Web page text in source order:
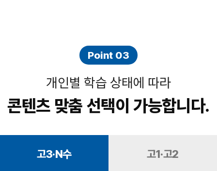
Point 03
개인별 학습 상태에 따라
콘텐츠 맞춤 선택이 가능합니다.
고3·N수 고1·고2